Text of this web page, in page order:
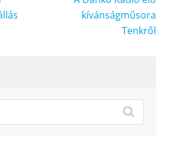
kívánságműsora
Tenkről